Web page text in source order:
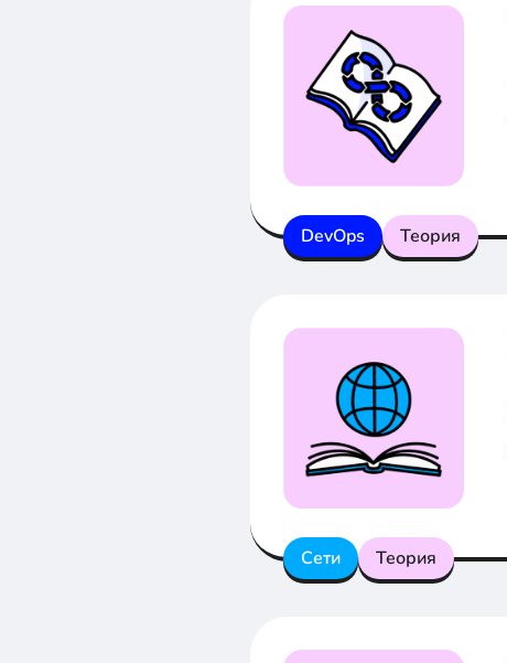
DevOps Теория
Сети Теория